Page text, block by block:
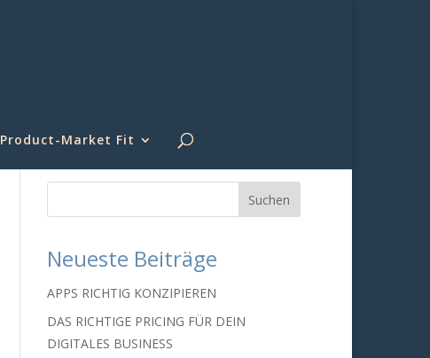
Product-Market Fit
Neueste Beiträge
APPS RICHTIG KONZIPIEREN
DAS RICHTIGE PRICING FÜR DEIN
DIGITALES BUSINESS